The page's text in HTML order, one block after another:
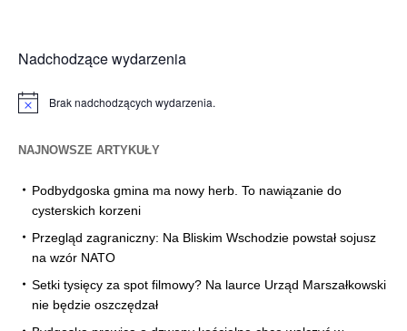
Nadchodzące wydarzenia
Powiadomienie
Brak nadchodzących wydarzenia.
NAJNOWSZE ARTYKUŁY
Podbydgoska gmina ma nowy herb. To nawiązanie do
cysterskich korzeni
Przegląd zagraniczny: Na Bliskim Wschodzie powstał sojusz
na wzór NATO
Setki tysięcy za spot filmowy? Na laurce Urząd Marszałkowski
nie będzie oszczędzał